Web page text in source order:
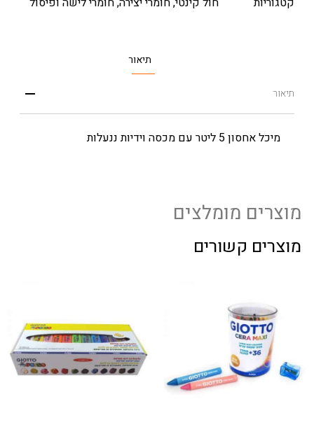
תיאור
תיאור
מיכל אחסון 5 ליטר עם מכסה וידיות ננעלות
מוצרים מומלצים
מוצרים קשורים